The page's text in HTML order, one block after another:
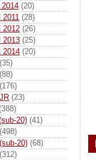
(20)
(28)
2012 (26)
2013 (25)
2014 (20)
(35)
(88)
(176)
(23)
20) (41)
(498)
20) (68)
(312)